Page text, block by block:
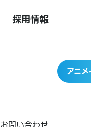
採用情報
アニ